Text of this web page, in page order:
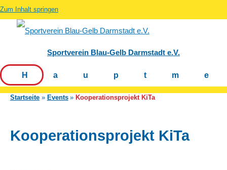
Zum Inhalt springen
Sportverein Blau-Gelb Darmstadt e.V.
Startseite Events Kooperationsprojekt KiTa
Kooperationsprojekt KiTa